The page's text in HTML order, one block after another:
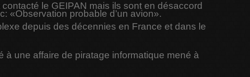
le GEIPAN mais ils sont en désaccord
«Observation probable d’un avion».
depuis des décennies en France et dans le
à une affaire de piratage informatique mené à